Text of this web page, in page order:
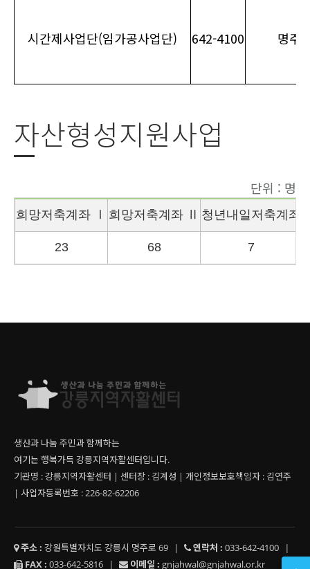
시간제사업단(임가공사업단) 642-4100 명주
자산형성지원사업
단위 : 명
희망저축계좌 Ⅰ 희망저축계좌 Ⅱ 청년내일저축계좌
23 68 7
생산과 나눔 주민과 함께하는
여기는 행복가득 강릉지역자활센터입니다.
기관명 : 강릉지역자활센터 | 센터장 : 김계성 | 개인정보보호책임자 : 김연주
| 사업자등록번호 : 226-82-62206
주소 : 강원특별자치도 강릉시 명주로 69 | 연락처 : 033-642-4100
|
FAX : 033-642-5816 | 이메일 : gnjahwal@gnjahwal.or.kr